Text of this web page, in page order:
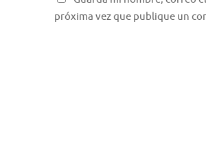
próxima vez que publique un